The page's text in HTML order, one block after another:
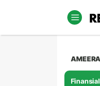
AMEERA
Finansial